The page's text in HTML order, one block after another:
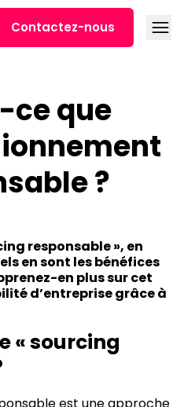
Contactez-nous
ce que
?
responsable », en
en sont les bénéfices
en plus sur cet
d’entreprise grâce à
« sourcing